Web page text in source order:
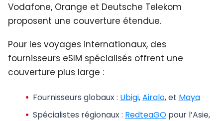
Vodafone, Orange et Deutsche Telekom
proposent une couverture étendue.
Pour les voyages internationaux, des
fournisseurs eSIM spécialisés offrent une
couverture plus large :
Fournisseurs globaux: Ubigi,Airalo, et Maya
Spécialistes régionaux: RedteaGOpour l’Asie,